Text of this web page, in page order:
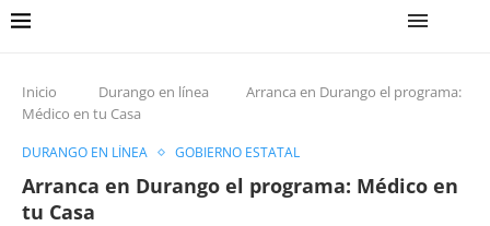
Inicio Durango en línea
Arranca en Durango el programa:
Médico en tu Casa
DURANGO EN LÍNEA GOBIERNO ESTATAL
Arranca en Durango el programa: Médico en
tu Casa